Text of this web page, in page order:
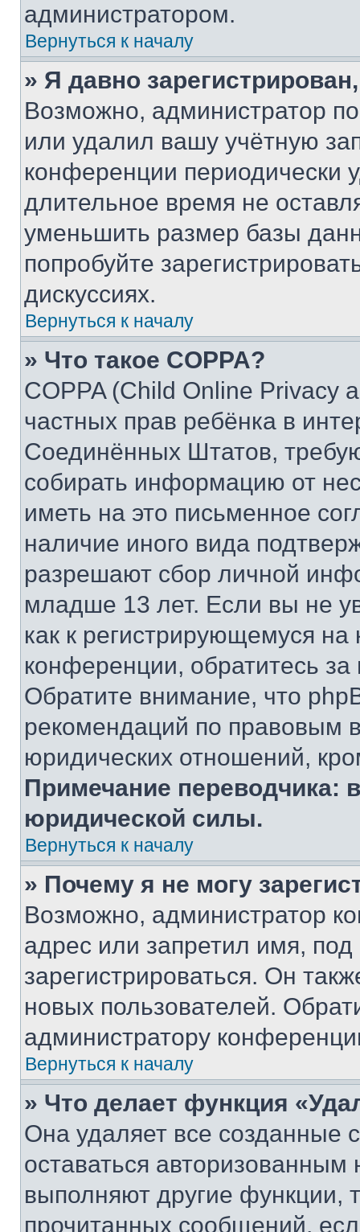
администратором.
Вернуться к началу
» Я давно
Возможно, администратор
или удалил вашу учётную
конференции периодически
длительное время не
уменьшить размер базы
попробуйте
дискуссиях.
Вернуться к началу
» Что такое COPPA?
COPPA (Child Online Privacy
частных прав ребёнка в
Соединённых Штатов,
собирать информацию от
иметь на это письменное
наличие иного вида
разрешают сбор личной
младше 13 лет. Если вы не
как к регистрирующемуся
конференции, обратитесь
Обратите внимание, что
рекомендаций по правовым
юридических отношений,
Примечание переводчика:
юридической силы.
Вернуться к началу
» Почему я не могу
Возможно, администратор
адрес или запретил имя,
зарегистрироваться. Он
новых пользователей.
администратору
Вернуться к началу
» Что делает функция
Она удаляет все созданные
оставаться
выполняют другие функции,
прочитанных сообщений,